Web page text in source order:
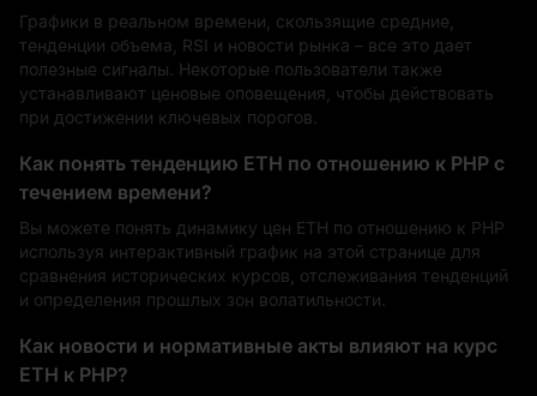
Графики в реальном времени, скользящие средние,
тенденции объема, RSI и новости рынка – все это дает
полезные сигналы. Некоторые пользователи также
устанавливают ценовые оповещения, чтобы действовать
при достижении ключевых порогов.
Как понять тенденцию ETH по отношению к PHP с
течением времени?
Вы можете понять динамику цен ETH по отношению к PHP
используя интерактивный график на этой странице для
сравнения исторических курсов, отслеживания тенденций
и определения прошлых зон волатильности.
Как новости и нормативные акты влияют на курс
ETH к PHP?